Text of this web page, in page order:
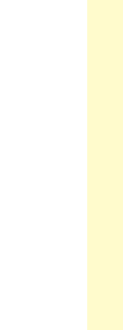
4부.
10장.
11장.
나가